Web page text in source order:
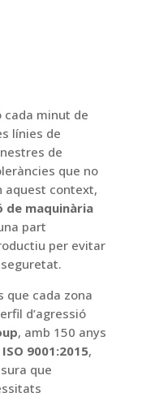
cada minut de
línies de
de
que no
aquest context,
de maquinària
part
per evitar
que cada zona
d’agressió
, amb 150 anys
ISO 9001:2015,
que